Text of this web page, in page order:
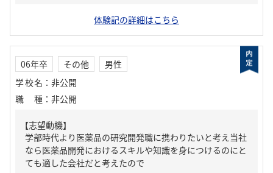
体験記の詳細はこちら
06年卒 その他
男性
学校名 ： 非公開
職種 ： 非公開
【志望動機】
学部時代より医薬品の研究開発職に携わりたいと考え当社
なら医薬品開発におけるスキルや知識を身につけるのにと
ても適した会社だと考えたので